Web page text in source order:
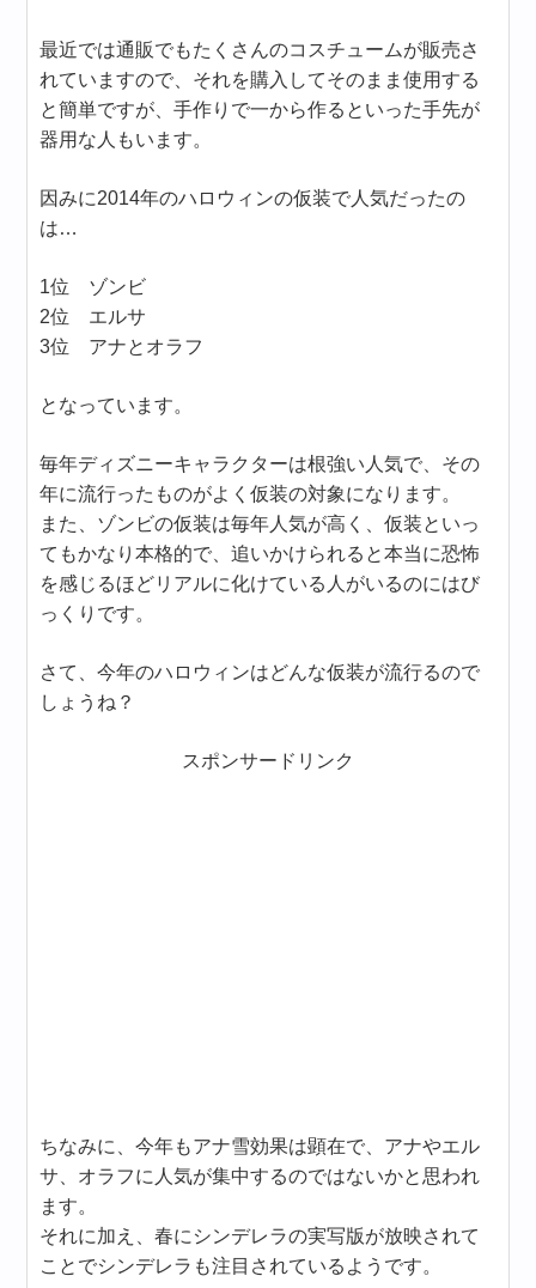
最近では通販でもたくさんのコスチュームが販売さ
れていますので、それを購入してそのまま使用する
と簡単ですが、手作りで一から作るといった手先が
器用な人もいます。
因みに2014年のハロウィンの仮装で人気だったの
は…
1位 ゾンビ
2位 エルサ
3位 アナとオラフ
となっています。
毎年ディズニーキャラクターは根強い人気で、その
年に流行ったものがよく仮装の対象になります。
また、ゾンビの仮装は毎年人気が高く、仮装といっ
てもかなり本格的で、追いかけられると本当に恐怖
を感じるほどリアルに化けている人がいるのにはび
っくりです。
さて、今年のハロウィンはどんな仮装が流行るので
しょうね？
スポンサードリンク
ちなみに、今年もアナ雪効果は顕在で、アナやエル
サ、オラフに人気が集中するのではないかと思われ
ます。
それに加え、春にシンデレラの実写版が放映されて
ことでシンデレラも注目されているようです。